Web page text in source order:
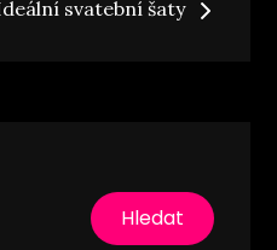
svatební šaty
Hledat